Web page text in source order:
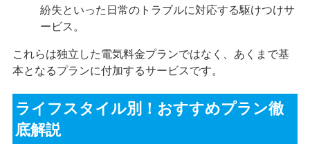
紛失といった日常のトラブルに対応する駆けつけサ
ービス。
これらは独立した電気料金プランではなく、あくまで基
本となるプランに付加するサービスです。
ライフスタイル別！おすすめプラン徹
底解説